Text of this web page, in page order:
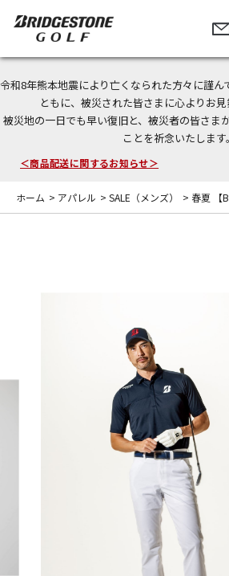
令和8年熊本地震により亡くなられた方々に謹ん
ともに、被災された皆さまに心よりお見
被災地の一日でも早い復旧と、被災者の皆さま
ことを祈念いたします。
＜夏季休暇中のご注文・発送・お問い合わせ＞
今なら新規会員登録で1,000円OFFクーポンプ
＜商品配送に関するお知らせ＞
ホーム > アパレル > SALE（メンズ） > 春夏 【